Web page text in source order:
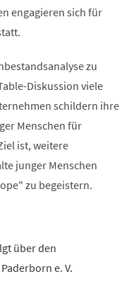
engagieren sich für
zu
Diskussion viele
schildern ihre
Menschen für
ist, weitere
junger Menschen
zu begeistern.
über den
e. V.